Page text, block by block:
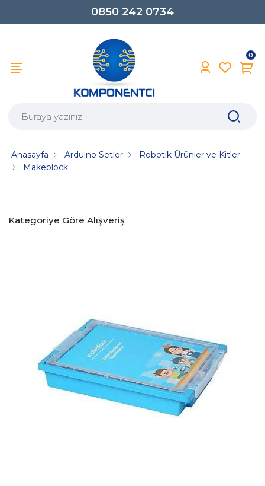
0850 242 0734
0
Anasayfa Arduino Setler
Robotik Ürünler ve Kitler
Makeblock
Kategoriye Göre Alışveriş